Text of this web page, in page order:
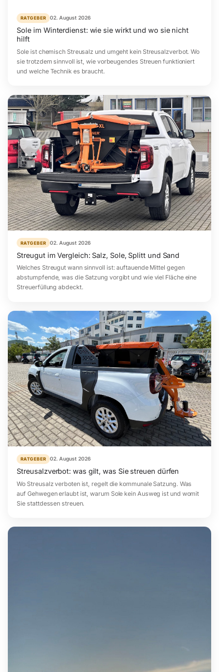
RATGEBER 02. August 2026
Sole im Winterdienst: wie sie wirkt und wo sie nicht
hilft
Sole ist chemisch Streusalz und umgeht kein Streusalzverbot. Wo
sie trotzdem sinnvoll ist, wie vorbeugendes Streuen funktioniert
und welche Technik es braucht.
RATGEBER 02. August 2026
Streugut im Vergleich: Salz, Sole, Splitt und Sand
Welches Streugut wann sinnvoll ist: auftauende Mittel gegen
abstumpfende, was die Satzung vorgibt und wie viel Fläche eine
Streuerfüllung abdeckt.
RATGEBER 02. August 2026
Streusalzverbot: was gilt, was Sie streuen dürfen
Wo Streusalz verboten ist, regelt die kommunale Satzung. Was
auf Gehwegen erlaubt ist, warum Sole kein Ausweg ist und womit
Sie stattdessen streuen.